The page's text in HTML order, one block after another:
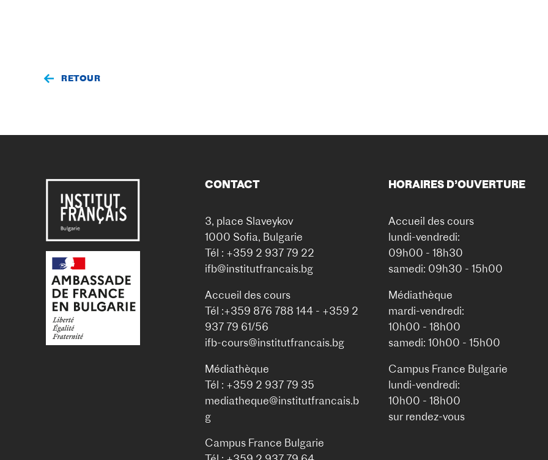
RETOUR
CONTACT
3, place Slaveykov
1000 Sofia, Bulgarie
Tél : +359 2 937 79 22
ifb@institutfrancais.bg
Accueil des cours
Tél :+359 876 788 144 - +359 2
937 79 61/56
ifb-cours@institutfrancais.bg
Médiathèque
Tél : +359 2 937 79 35
mediatheque@institutfrancais.b
g
Campus France Bulgarie
HORAIRES D’OUVERTURE
Accueil des cours
lundi-vendredi:
09h00 - 18h30
samedi: 09h30 - 15h00
Médiathèque
mardi-vendredi:
10h00 - 18h00
samedi: 10h00 - 15h00
Campus France Bulgarie
lundi-vendredi:
10h00 - 18h00
sur rendez-vous